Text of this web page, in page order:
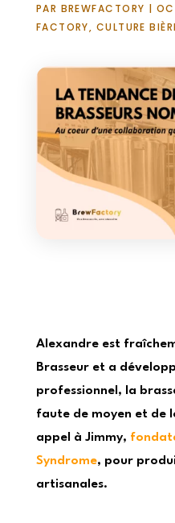
PAR BREWFACTORY |
FACTORY, CULTURE
Alexandre est
Brasseur et a
professionnel, la
faute de moyen et de
appel à Jimmy,
Syndrome, pour
artisanales.